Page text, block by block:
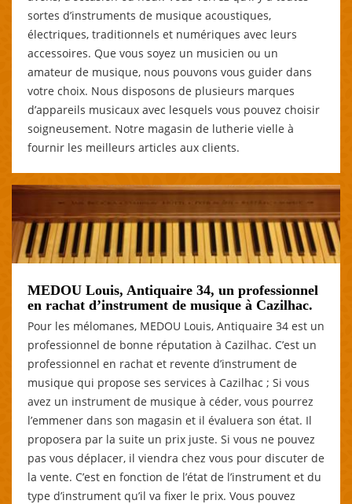
sortes d’instruments de musique acoustiques,
électriques, traditionnels et numériques avec leurs
accessoires. Que vous soyez un musicien ou un
amateur de musique, nous pouvons vous guider dans
votre choix. Nous disposons de plusieurs marques
d’appareils musicaux avec lesquels vous pouvez choisir
soigneusement. Notre magasin de lutherie vielle à
fournir les meilleurs articles aux clients.
MEDOU Louis, Antiquaire 34, un professionnel
en rachat d’instrument de musique à Cazilhac.
Pour les mélomanes, MEDOU Louis, Antiquaire 34 est un
professionnel de bonne réputation à Cazilhac. C’est un
professionnel en rachat et revente d’instrument de
musique qui propose ses services à Cazilhac ; Si vous
avez un instrument de musique à céder, vous pourrez
l’emmener dans son magasin et il évaluera son état. Il
proposera par la suite un prix juste. Si vous ne pouvez
pas vous déplacer, il viendra chez vous pour discuter de
la vente. C’est en fonction de l’état de l’instrument et du
type d’instrument qu’il va fixer le prix. Vous pouvez